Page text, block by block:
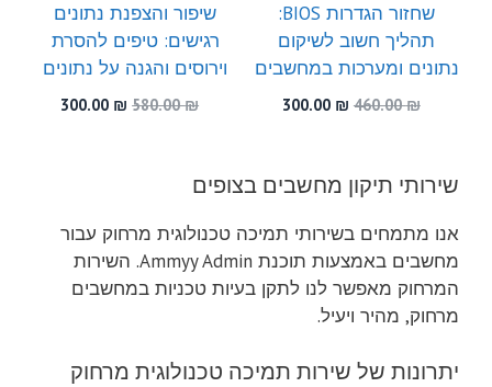
שחזור הגדרות BIOS:
תהליך חשוב לשיקום
נתונים ומערכות במחשבים
460.00₪
המחיר
300.00 ₪
שיפור והצפנת נתונים
רגישים: טיפים להסרת
וירוסים והגנה על נתונים
580.00₪
המחיר
300.00 ₪
המחיר
שירותי תיקון מחשבים בצופים
אנו מתמחים בשירותי תמיכה טכנולוגית מרחוק עבור
מחשבים באמצעות תוכנת Ammyy Admin. השירות
המרחוק מאפשר לנו לתקן בעיות טכניות במחשבים
מרחוק, מהיר ויעיל.
יתרונות של שירות תמיכה טכנולוגית מרחוק